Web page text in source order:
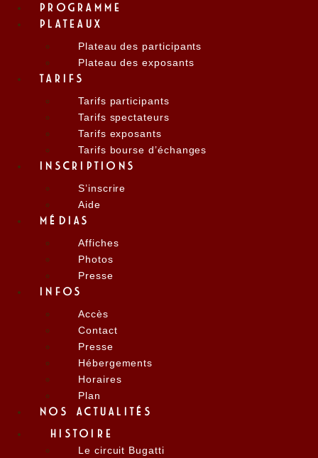
PROGRAMME
PLATEAUX
Plateau des participants
Plateau des exposants
TARIFS
Tarifs participants
Tarifs spectateurs
Tarifs exposants
Tarifs bourse d’échanges
INSCRIPTIONS
S’inscrire
Aide
MÉDIAS
Affiches
Photos
Presse
INFOS
Accès
Contact
Presse
Hébergements
Horaires
Plan
NOS ACTUALITÉS
HISTOIRE
Le circuit Bugatti